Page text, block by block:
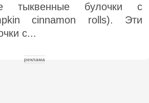
тыквенные булочки с
cinnamon rolls). Эти
с...
реклама